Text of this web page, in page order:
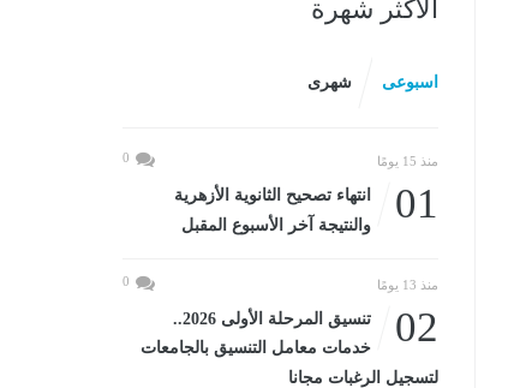
الأكثر شهرة
اسبوعى شهرى
منذ 15 يومًا 0
01
انتهاء تصحيح الثانوية الأزهرية
والنتيجة آخر الأسبوع المقبل
منذ 13 يومًا 0
02
تنسيق المرحلة الأولى 2026..
خدمات معامل التنسيق بالجامعات
لتسجيل الرغبات مجانا